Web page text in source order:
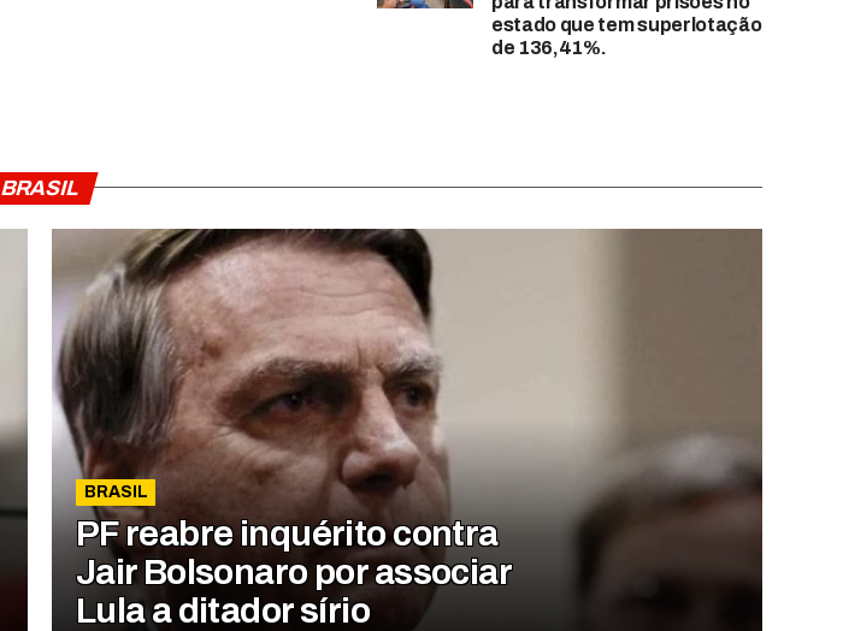
estado que tem superlotação
de 136,41%.
BRASIL
BRASIL
PF reabre inquérito contra
Jair Bolsonaro por associar
Lula a ditador sírio